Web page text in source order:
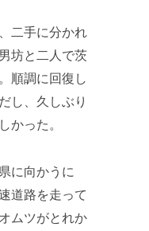
二手に分かれ
坊と二人で茨
順調に回復し
し、久しぶり
かった。
に向かうに
道路を走って
ムツがとれか